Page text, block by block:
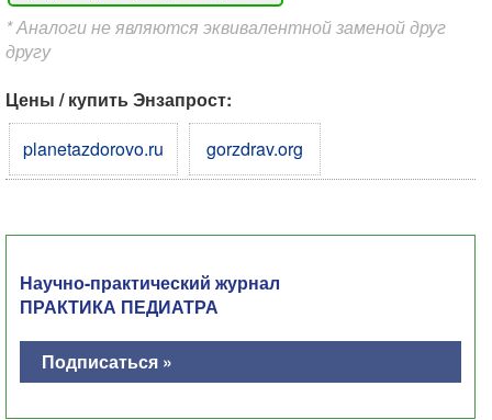
* Аналоги не являются эквивалентной заменой друг
другу
Цены / купить Энзапрост:
planetazdorovo.ru
gorzdrav.org
Научно-практический журнал
ПРАКТИКА ПЕДИАТРА
Подписаться »